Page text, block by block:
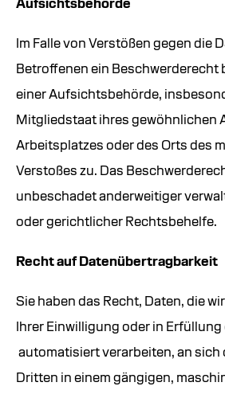
Aufsichtsbehörde
Im Falle von Verstößen gegen die
Betroffenen ein Beschwerderecht
einer Aufsichtsbehörde,
Mitgliedstaat ihres gewöhnlichen
Arbeitsplatzes oder des Orts des
Verstoßes zu. Das
unbeschadet anderweitiger
oder gerichtlicher Rechtsbehelfe.
Recht auf Datenübertragbarkeit
Sie haben das Recht, Daten, die
Ihrer Einwilligung oder in
automatisiert verarbeiten, an sich
Dritten in einem gängigen,